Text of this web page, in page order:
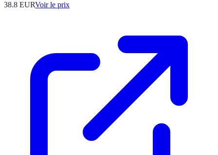
38.8 EURVoir le prix